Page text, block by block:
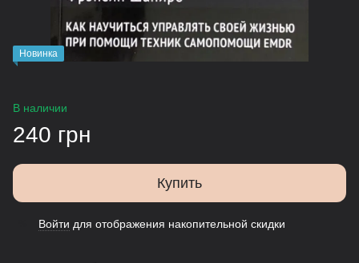
Новинка
В наличии
240 грн
Купить
Войти для отображения накопительной скидки